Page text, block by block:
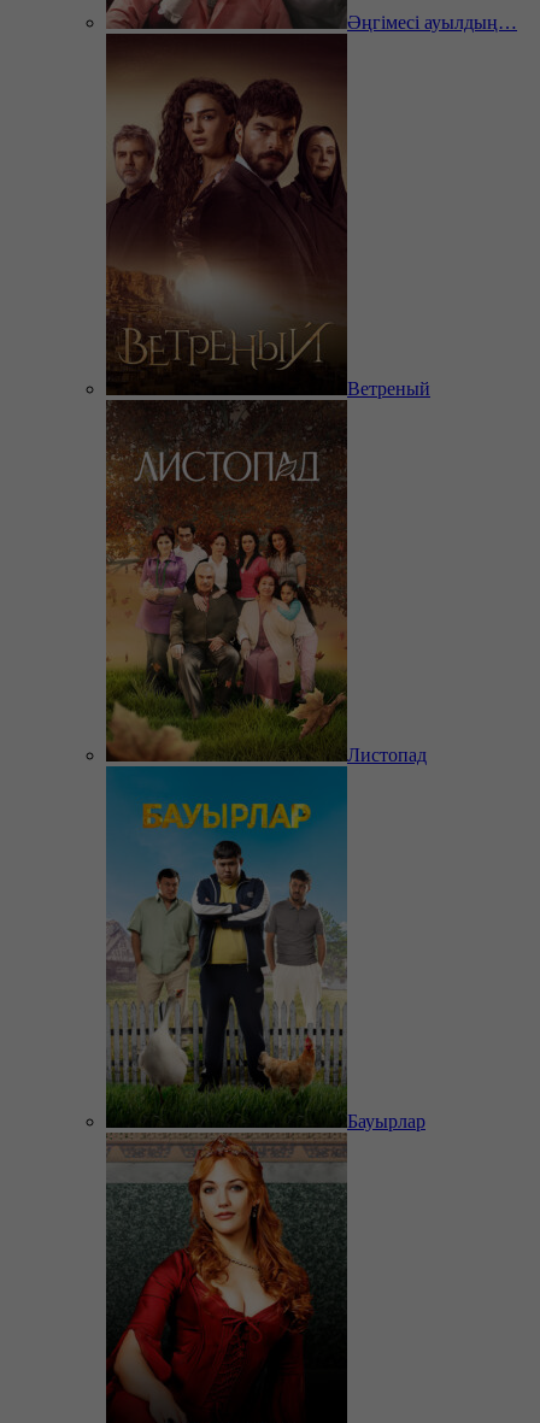
Әңгімесі ауылдың…
Ветреный
Листопад
Бауырлар